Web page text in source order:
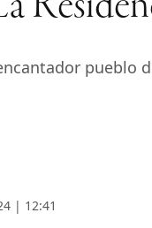
pueblo
| 12:41